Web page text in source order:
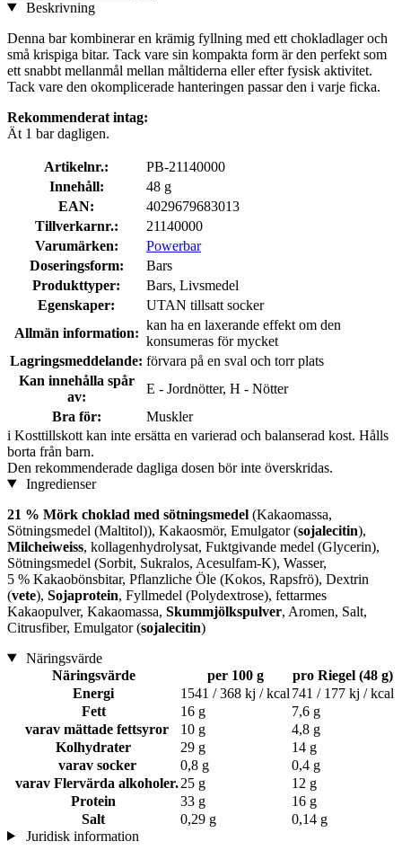
Beskrivning
Denna bar kombinerar en krämig fyllning med ett chokladlager och
små krispiga bitar. Tack vare sin kompakta form är den perfekt som
ett snabbt mellanmål mellan måltiderna eller efter fysisk aktivitet.
Tack vare den okomplicerade hanteringen passar den i varje ficka.
Rekommenderat intag:
Ät 1 bar dagligen.
Artikelnr.:
PB-21140000
Innehåll:
48 g
EAN:
4029679683013
Tillverkarnr.:
21140000
Varumärken:
Powerbar
Doseringsform:
Bars
Produkttyper:
Bars, Livsmedel
Egenskaper:
UTAN tillsatt socker
Allmän information:
kan ha en laxerande effekt om den
konsumeras för mycket
Lagringsmeddelande: förvara på en sval och torr plats
Kan innehålla spår
av:
E - Jordnötter, H - Nötter
Bra för:
Muskler
i Kosttillskott kan inte ersätta en varierad och balanserad kost. Hålls
borta från barn.
Den rekommenderade dagliga dosen bör inte överskridas.
Ingredienser
21 % Mörk choklad med sötningsmedel (Kakaomassa,
Sötningsmedel (Maltitol)), Kakaosmör, Emulgator (sojalecitin),
Milcheiweiss, kollagenhydrolysat, Fuktgivande medel (Glycerin),
Sötningsmedel (Sorbit, Sukralos, Acesulfam-K), Wasser,
5 % Kakaobönsbitar, Pflanzliche Öle (Kokos, Rapsfrö), Dextrin
(vete), Sojaprotein, Fyllmedel (Polydextrose), fettarmes
Kakaopulver, Kakaomassa, Skummjölkspulver, Aromen, Salt,
Citrusfiber, Emulgator (sojalecitin)
Näringsvärde
Näringsvärde
per 100 g
pro Riegel (48 g)
Energi
1541 / 368 kj / kcal 741 / 177 kj / kcal
Fett
16 g
7,6 g
varav mättade fettsyror
10 g
4,8 g
Kolhydrater
29 g
14 g
varav socker
0,8 g
0,4 g
varav Flervärda alkoholer.25 g
12 g
Protein
33 g
16 g
Salt
0,29 g
0,14 g
Juridisk information